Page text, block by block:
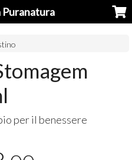
per il benessere